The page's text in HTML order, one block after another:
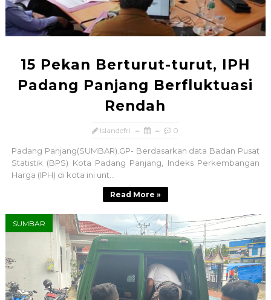
15 Pekan Berturut-turut, IPH
Padang Panjang Berfluktuasi
Rendah
Islandefri 0
Padang Panjang(SUMBAR).GP- Berdasarkan data Badan Pusat
Statistik (BPS) Kota Padang Panjang, Indeks Perkembangan
Harga (IPH) di kota ini unt...
Read More »
SUMBAR